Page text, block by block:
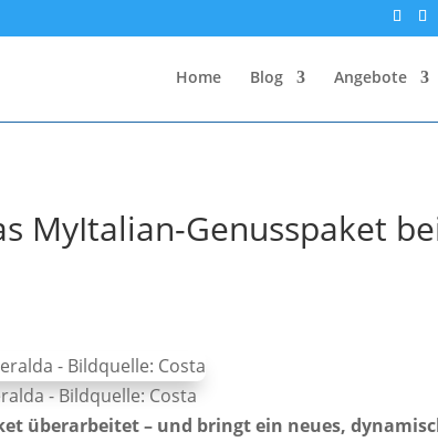
Home Blog Angebote
MyItalian-Genusspaket
- Bildquelle: Costa
überarbeitet – und bringt ein neues,